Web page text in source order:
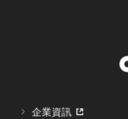
企業資訊